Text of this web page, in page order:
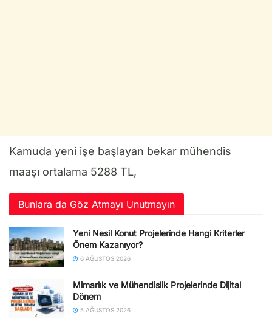
Kamuda yeni işe başlayan bekar mühendis
maaşı ortalama 5288 TL,
Bunlara da Göz Atmayı Unutmayın
Yeni Nesil Konut Projelerinde Hangi Kriterler
Önem Kazanıyor?
6 AĞUSTOS 2026
Mimarlık ve Mühendislik Projelerinde Dijital
Dönem
5 AĞUSTOS 2026